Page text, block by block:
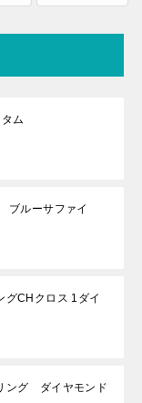
ム
ブルーサファイ
CHクロス 1ダイ
ング ダイヤモンド